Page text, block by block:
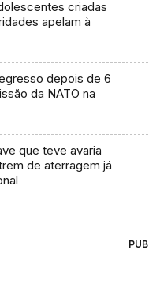
criadas
apelam à
depois de 6
da NATO na
que teve avaria
de aterragem já
PUB